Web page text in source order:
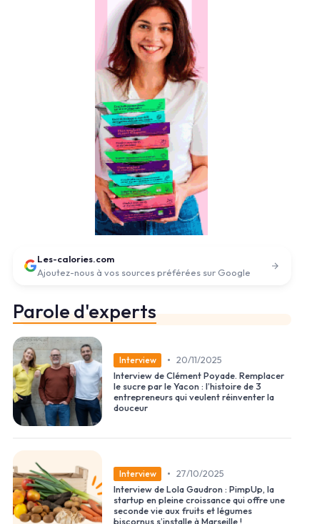
Les-calories.com
Ajoutez-nous à vos sources préférées sur Google
Parole d'experts
Interview • 20/11/2025
Interview de Clément Poyade. Remplacer
le sucre par le Yacon : l’histoire de 3
entrepreneurs qui veulent réinventer la
douceur
Interview • 27/10/2025
Interview de Lola Gaudron : PimpUp, la
startup en pleine croissance qui offre une
seconde vie aux fruits et légumes
biscornus s’installe à Marseille !